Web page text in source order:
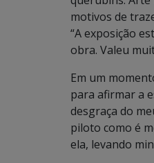
motivos de
“A exposição
obra. Valeu
Em um
para afirmar a
desgraça do
piloto como é
ela, levando